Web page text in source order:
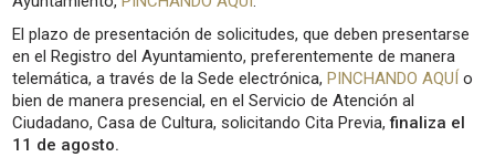
El plazo de presentación de solicitudes, que deben presentarse
en el Registro del Ayuntamiento, preferentemente de manera
telemática, a través de la Sede electrónica,PINCHANDO AQUÍ o
bien de manera presencial, en el Servicio de Atención al
Ciudadano, Casa de Cultura, solicitando Cita Previa,finaliza el
11 de agosto.